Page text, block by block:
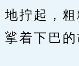
地拧起，
挲着下巴的